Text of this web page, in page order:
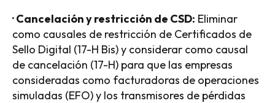
· Cancelación y restricción de CSD: Eliminar
como causales de restricción de Certificados de
Sello Digital (17-H Bis) y considerar como causal
de cancelación (17-H) para que las empresas
consideradas como facturadoras de operaciones
simuladas (EFO) y los transmisores de pérdidas